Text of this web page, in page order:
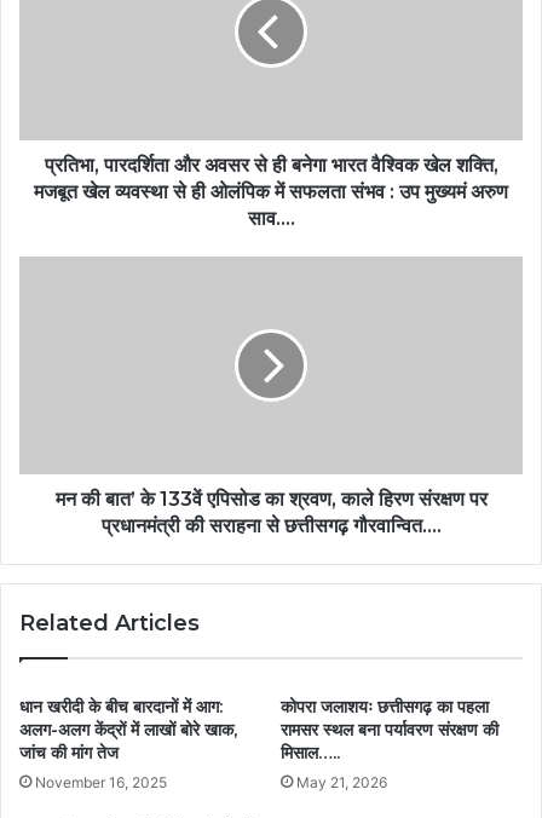
प्रतिभा, पारदर्शिता और अवसर से ही बनेगा भारत वैश्विक खेल शक्ति,
मजबूत खेल व्यवस्था से ही ओलंपिक में सफलता संभव : उप मुख्यमं अरुण
साव….
मन की बात’ के 133वें एपिसोड का श्रवण, काले हिरण संरक्षण पर
प्रधानमंत्री की सराहना से छत्तीसगढ़ गौरवान्वित….
Related Articles
धान खरीदी के बीच बारदानों में आग:
अलग-अलग केंद्रों में लाखों बोरे खाक,
जांच की मांग तेज
November 16, 2025
कोपरा जलाशयः छत्तीसगढ़ का पहला
रामसर स्थल बना पर्यावरण संरक्षण की
मिसाल…..
May 21, 2026